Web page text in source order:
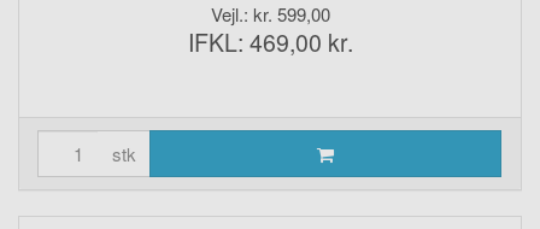
Vejl.: kr. 599,00
IFKL: 469,00 kr.
stk